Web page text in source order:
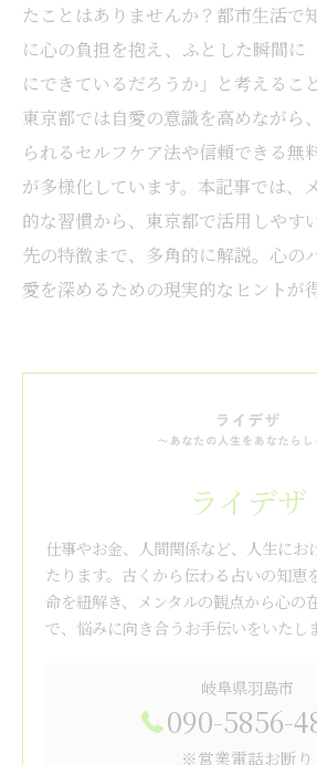
たことはありませんか？都市生活で
に心の負担を抱え、ふとした瞬間に
にできているだろうか」と考えるこ
東京都では自愛の意識を高めながら
られるセルフケア法や信頼できる無
が多様化しています。本記事では、
的な習慣から、東京都で活用しやす
先の特徴まで、多角的に解説。心の
愛を深めるための現実的なヒントが
ライデザ
仕事やお金、人間関係など、人生にお
たります。古くから伝わる占いの知恵
命を紐解き、メンタルの観点から心の
で、悩みに向き合うお手伝いをいたし
岐阜県羽島市
090-5856-
※営業電話お断り